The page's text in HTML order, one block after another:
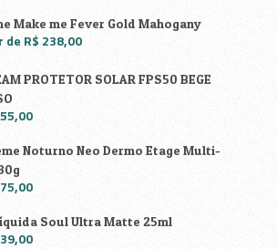
Make me Fever Gold Mahogany
de R$ 238,00
PROTETOR SOLAR FPS50 BEGE
Noturno Neo Dermo Etage Multi-
Soul Ultra Matte 25ml